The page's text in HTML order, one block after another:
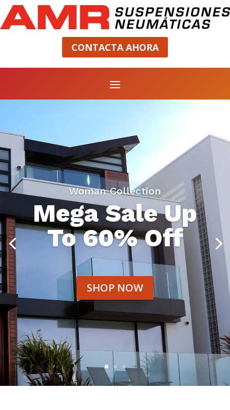
CONTACTA AHORA
Woman Collection
Mega Sale Up
To 60% Off
SHOP NOW